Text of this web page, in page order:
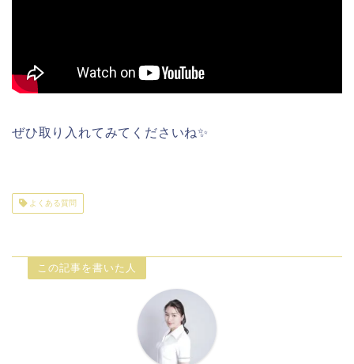
ぜひ取り入れてみてくださいね✨
よくある質問
この記事を書いた人